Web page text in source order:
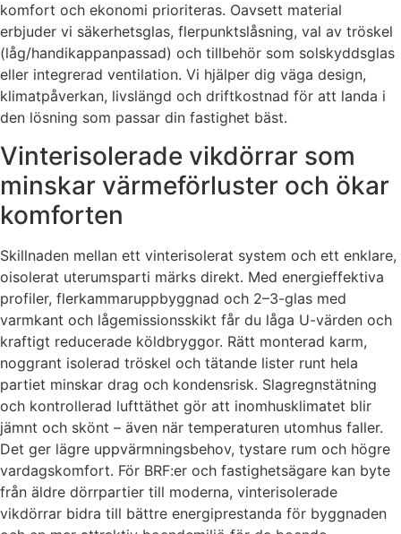
komfort och ekonomi prioriteras. Oavsett material
erbjuder vi säkerhetsglas, flerpunktslåsning, val av tröskel
(låg/handikappanpassad) och tillbehör som solskyddsglas
eller integrerad ventilation. Vi hjälper dig väga design,
klimatpåverkan, livslängd och driftkostnad för att landa i
den lösning som passar din fastighet bäst.
Vinterisolerade vikdörrar som
minskar värmeförluster och ökar
komforten
Skillnaden mellan ett vinterisolerat system och ett enklare,
oisolerat uterumsparti märks direkt. Med energieffektiva
profiler, flerkammaruppbyggnad och 2–3-glas med
varmkant och lågemissionsskikt får du låga U-värden och
kraftigt reducerade köldbryggor. Rätt monterad karm,
noggrant isolerad tröskel och tätande lister runt hela
partiet minskar drag och kondensrisk. Slagregnstätning
och kontrollerad lufttäthet gör att inomhusklimatet blir
jämnt och skönt – även när temperaturen utomhus faller.
Det ger lägre uppvärmningsbehov, tystare rum och högre
vardagskomfort. För BRF:er och fastighetsägare kan byte
från äldre dörrpartier till moderna, vinterisolerade
vikdörrar bidra till bättre energiprestanda för byggnaden